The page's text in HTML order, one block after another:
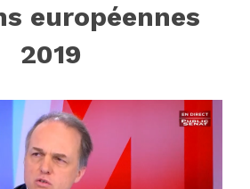
européennes
2019